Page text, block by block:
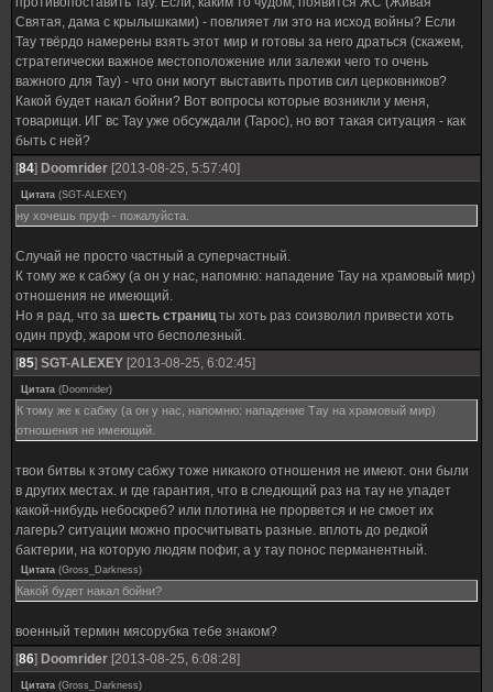
Святая, дама с крылышками) - повлияет ли это на исход войны? Если
Тау твёрдо намерены взять этот мир и готовы за него драться (скажем,
стратегически важное местоположение или залежи чего то очень
важного для Тау) - что они могут выставить против сил церковников?
Какой будет накал бойни? Вот вопросы которые возникли у меня,
товарищи. ИГ вс Тау уже обсуждали (Тарос), но вот такая ситуация - как
быть с ней?
[84] Doomrider [2013-08-25, 5:57:40]
Цитата (SGT-ALEXEY)
ну хочешь пруф - пожалуйста.
Случай не просто частный а суперчастный.
К тому же к сабжу (а он у нас, напомню: нападение Тау на храмовый мир)
отношения не имеющий.
Но я рад, что за шесть страницты хоть раз соизволил привести хоть
один пруф, жаром что бесполезный.
[85] SGT-ALEXEY [2013-08-25, 6:02:45]
Цитата (Doomrider)
К тому же к сабжу (а он у нас, напомню: нападение Тау на храмовый мир)
отношения не имеющий.
твои битвы к этому сабжу тоже никакого отношения не имеют. они были
в других местах. и где гарантия, что в следющий раз на тау не упадет
какой-нибудь небоскреб? или плотина не прорвется и не смоет их
лагерь? ситуации можно просчитывать разные. вплоть до редкой
бактерии, на которую людям пофиг, а у тау понос перманентный.
Цитата (Gross_Darkness)
Какой будет накал бойни?
военный термин мясорубка тебе знаком?
[86] Doomrider [2013-08-25, 6:08:28]
Цитата (Gross_Darkness)